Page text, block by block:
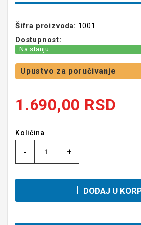
Šifra proizvoda: 1001
Dostupnost:
Na stanju
Upustvo za poručivanje
1.690,00 RSD
Količina
- +
DODAJ U